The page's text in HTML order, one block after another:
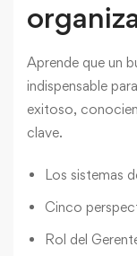
Aprende que un
indispensable
exitoso,
clave.
Los sistemas
Cinco
Rol del